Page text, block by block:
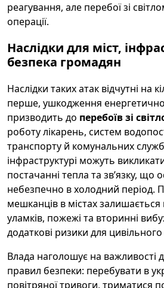
реагування, але перебої зі
операції.
Наслідки для міст,
безпека громадян
Наслідки таких атак відчутні на
перше, ушкодження
призводить до перебоїв зі
роботу лікарень, систем
транспорту й комунальних
інфраструктурі можуть
постачанні тепла та зв’язку, що
небезпечно в холодний період.
мешканців в містах
уламків, пожежі та вторинні
додаткові ризики для
Влада наголошує на важливості
правил безпеки: перебувати в
повітряної тривоги, триматися